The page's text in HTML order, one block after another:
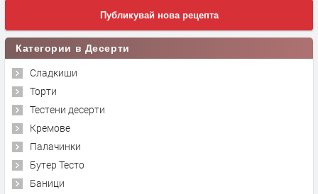
Публикувай нова рецепта
Категории в Десерти
Сладкиши
Торти
Тестени десерти
Кремове
Палачинки
Бутер Тесто
Баници